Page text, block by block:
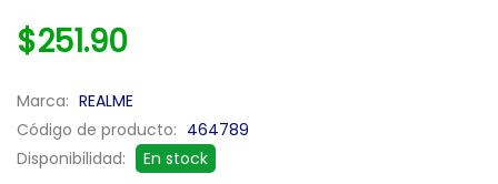
$251.90
Marca: REALME
Código de producto: 464789
Disponibilidad:
En stock